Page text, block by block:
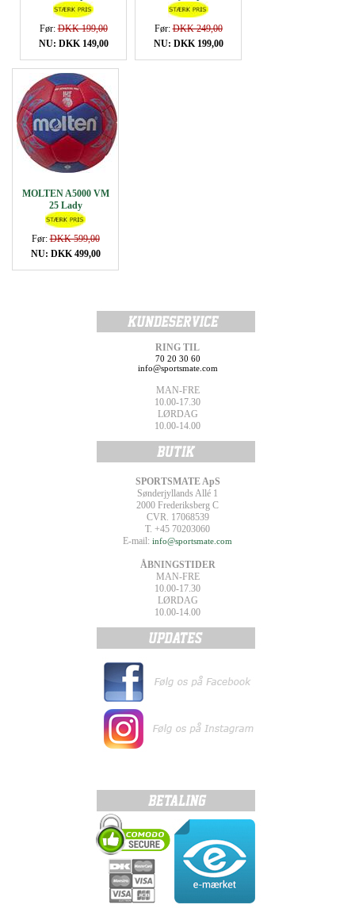
Før:DKK 199,00
NU: DKK 149,00
Før:DKK 249,00
NU: DKK 199,00
MOLTEN A5000 VM
25 Lady
Før:DKK 599,00
NU: DKK 499,00
RING TIL
70 20 30 60
info@sportsmate.com
MAN-FRE
10.00-17.30
LØRDAG
10.00-14.00
SPORTSMATE ApS
Sønderjyllands Allé 1
2000 Frederiksberg C
CVR. 17068539
T. +45 70203060
E-mail: info@sportsmate.com
ÅBNINGSTIDER
MAN-FRE
10.00-17.30
LØRDAG
10.00-14.00